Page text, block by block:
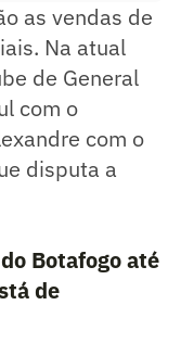
as vendas de
Na atual
de General
com o
com o
disputa a
Botafogo até
de